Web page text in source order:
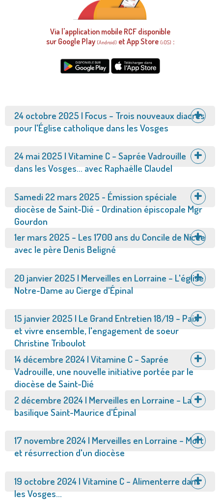
Via l'application mobile RCF disponible
sur Google Play (Android) et App Store (iOS) :
Afficher
24 octobre 2025 | Focus – Trois nouveaux diacres
pour l'Église catholique dans les Vosges
Afficher
24 mai 2025 | Vitamine C – Saprée Vadrouille
dans les Vosges... avec Raphaëlle Claudel
Afficher
Samedi 22 mars 2025 - Émission spéciale
diocèse de Saint-Dié - Ordination épiscopale Mgr
Gourdon
Afficher
1er mars 2025 – Les 1700 ans du Concile de Nicée
avec le père Denis Beligné
Afficher
20 janvier 2025 | Merveilles en Lorraine – L'église
Notre-Dame au Cierge d'Épinal
Afficher
15 janvier 2025 | Le Grand Entretien 18/19 – Paix
et vivre ensemble, l'engagement de soeur
Christine Triboulot
Afficher
14 décembre 2024 | Vitamine C – Saprée
Vadrouille, une nouvelle initiative portée par le
diocèse de Saint-Dié
Afficher
2 décembre 2024 | Merveilles en Lorraine – La
basilique Saint-Maurice d'Épinal
Afficher
17 novembre 2024 | Merveilles en Lorraine – Mort
et résurrection d'un diocèse
Afficher
19 octobre 2024 | Vitamine C – Alimenterre dans
les Vosges...